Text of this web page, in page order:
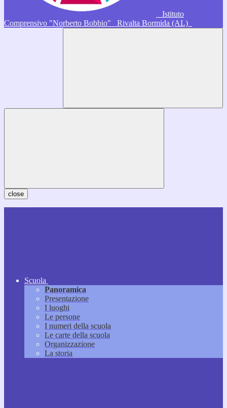
Istituto
Comprensivo "Norberto Bobbio"
Rivalta Bormida (AL)
close
Scuola
Panoramica
Presentazione
I luoghi
Le persone
I numeri della scuola
Le carte della scuola
Organizzazione
La storia